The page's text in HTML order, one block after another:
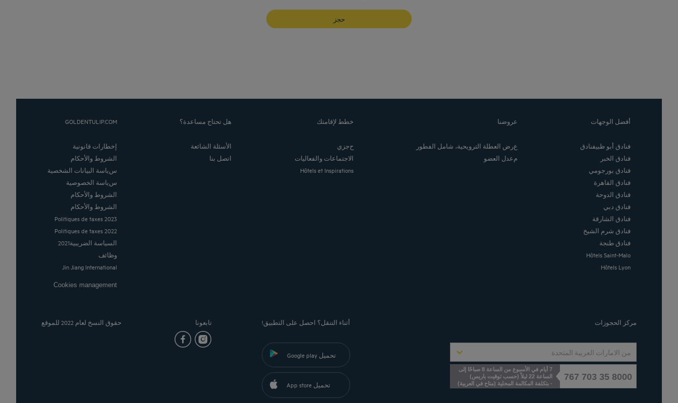
حجز
أفضل الوجهات
فنادق أبو ظبيفنادق
فنادق الخبر
فنادق بورجومي
فنادق القاهرة
فنادق الدوحة
فنادق دبي
فنادق الشارقة
فنادق شرم الشيخ
فنادق طنجة
Hôtels Saint-Malo
Hôtels Lyon
عروضنا
عرض العطلة الترويحية، شامل الفطور
معدل العضو
خطط لإقامتك
حجزي
الاجتماعات والفعاليات
Hôtels et Inspirations
هل تحتاج مساعدة؟
الأسئلة الشائعة
اتصل بنا
GOLDENTULIP.COM
إخطارات قانونية
الشروط والأحكام
سياسة البيانات الشخصية
سياسة الخصوصية
الشروط والأحكام
الشروط والأحكام
Politiques de taxes 2023
Politiques de taxes 2022
السياسة الضريبية2021
وظائف
Jin Jiang International
Cookies management
مركز الحجوزات
من الامارات العربية المتحدة
8000 35 703 767
7 أيام في الأسبوع من الساعة 8 صباحًا إلى
الساعة 22 ليلاً (حسب توقيت باريس)
- بتكلفة المكالمة المحلية (متاح في العربية)
أثناء التنقل؟ احصل على التطبيق!
تحميل Google play
تحميل App store
تابعونا حقوق النسخ لعام 2022 للموقع